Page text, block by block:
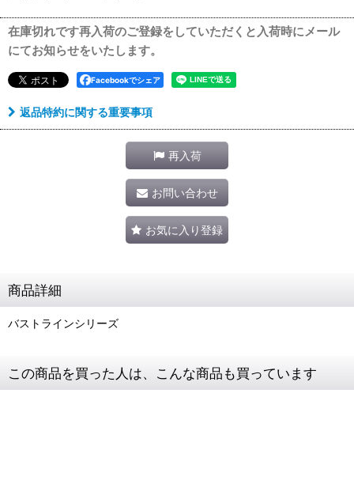
在庫切れです再入荷のご登録をしていただくと入荷時にメール
にてお知らせをいたします。
Facebookでシェア
返品特約に関する重要事項
再入荷
お問い合わせ
お気に入り登録
商品詳細
バストラインシリーズ
この商品を買った人は、こんな商品も買っています